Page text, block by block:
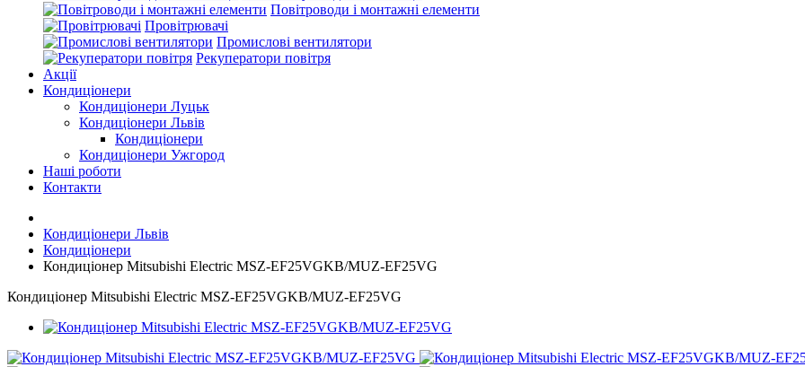
Повітроводи і монтажні елементи
Провітрювачі
Промислові вентилятори
Рекуператори повітря
Акції
Кондиціонери
Кондиціонери Луцьк
Кондиціонери Львів
Кондиціонери
Кондиціонери Ужгород
Наші роботи
Контакти
Кондиціонери Львів
Кондиціонери
Кондиціонер Mitsubishi Electric MSZ-EF25VGKB/MUZ-EF25VG
Кондиціонер Mitsubishi Electric MSZ-EF25VGKB/MUZ-EF25VG